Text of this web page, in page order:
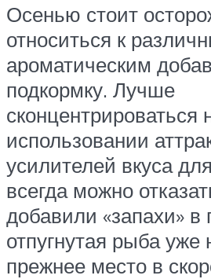
Осенью стоит
относиться к
ароматическим
подкормку. Лучше
сконцентрироваться
использовании
усилителей вкуса
всегда можно
добавили «запахи» в
отпугнутая рыба уже
прежнее место в